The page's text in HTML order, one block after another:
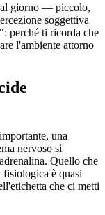
al giorno — piccolo,
soggettiva
perché ti ricorda che
l'ambiente attorno
una
nervoso si
Quello che
fisiologica è quasi
che ci metti